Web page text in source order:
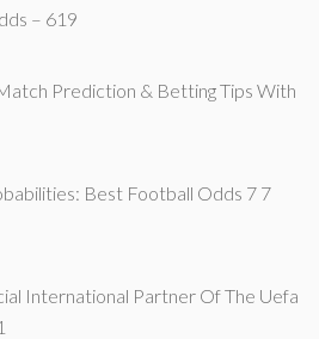
– 619
Prediction & Betting Tips With
Best Football Odds 7 7
International Partner Of The Uefa